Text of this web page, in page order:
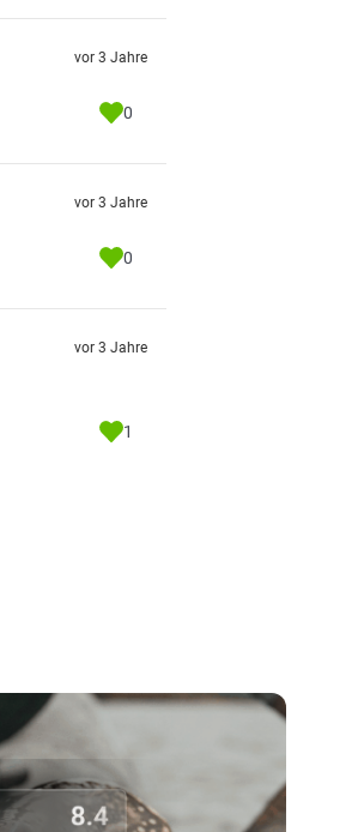
vor 3 Jahre
0
vor 3 Jahre
0
vor 3 Jahre
1